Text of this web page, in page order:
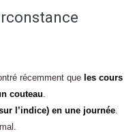
récemment que les cours
couteau.
l’indice) en une journée.